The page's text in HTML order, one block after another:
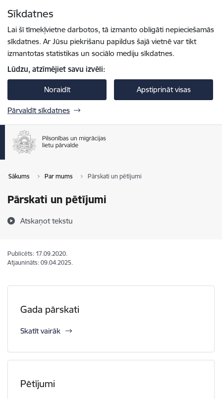
Sīkdatnes
Lai šī tīmekļvietne darbotos, tā izmanto obligāti nepieciešamās
sīkdatnes. Ar Jūsu piekrišanu papildus šajā vietnē var tikt
izmantotas statistikas un sociālo mediju sīkdatnes.
Lūdzu, atzīmējiet savu izvēli:
Noraidīt Apstiprināt visas
Pārvaldīt sīkdatnes
Sākums Par mums Pārskati un pētījumi
Pārskati un pētījumi
Atskaņot tekstu
Publicēts: 17.09.2020.
Atjaunināts: 09.04.2025.
Gada pārskati
Skatīt vairāk
Pētījumi